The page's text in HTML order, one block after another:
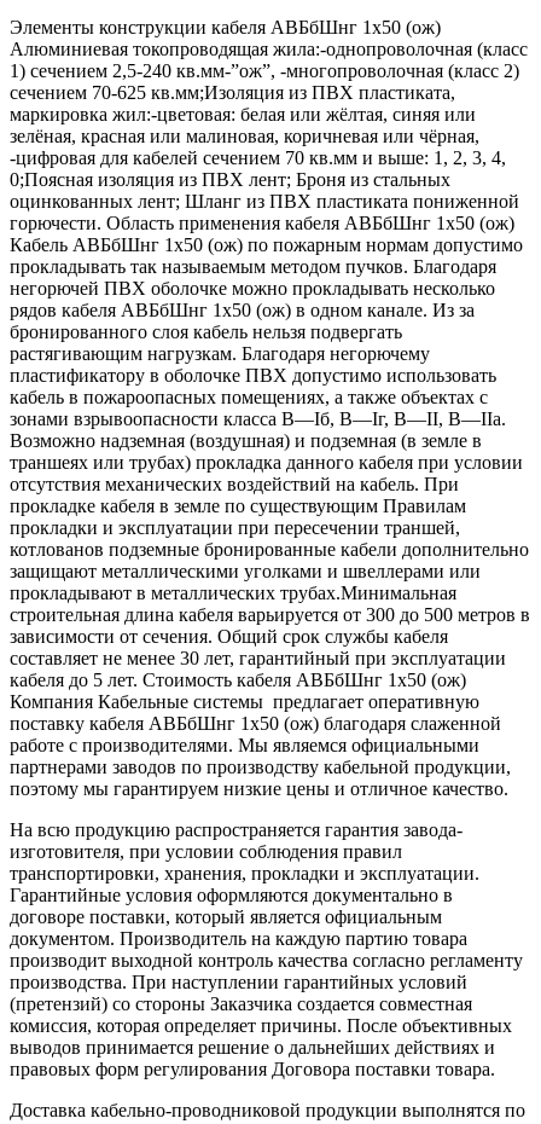
Элементы конструкции кабеля АВБбШнг 1х50 (ож)
Алюминиевая токопроводящая жила:-однопроволочная (класс
1) сечением 2,5-240 кв.мм-”ож”, -многопроволочная (класс 2)
сечением 70-625 кв.мм;Изоляция из ПВХ пластиката,
маркировка жил:-цветовая: белая или жёлтая, синяя или
зелёная, красная или малиновая, коричневая или чёрная,
-цифровая для кабелей сечением 70 кв.мм и выше: 1, 2, 3, 4,
0;Поясная изоляция из ПВХ лент; Броня из стальных
оцинкованных лент; Шланг из ПВХ пластиката пониженной
горючести. Область применения кабеля АВБбШнг 1х50 (ож)
Кабель АВБбШнг 1х50 (ож) по пожарным нормам допустимо
прокладывать так называемым методом пучков. Благодаря
негорючей ПВХ оболочке можно прокладывать несколько
рядов кабеля АВБбШнг 1х50 (ож) в одном канале. Из за
бронированного слоя кабель нельзя подвергать
растягивающим нагрузкам. Благодаря негорючему
пластификатору в оболочке ПВХ допустимо использовать
кабель в пожароопасных помещениях, а также объектах с
зонами взрывоопасности класса B—Iб, B—Iг, В—II, В—IIа.
Возможно надземная (воздушная) и подземная (в земле в
траншеях или трубах) прокладка данного кабеля при условии
отсутствия механических воздействий на кабель. При
прокладке кабеля в земле по существующим Правилам
прокладки и эксплуатации при пересечении траншей,
котлованов подземные бронированные кабели дополнительно
защищают металлическими уголками и швеллерами или
прокладывают в металлических трубах.Минимальная
строительная длина кабеля варьируется от 300 до 500 метров в
зависимости от сечения. Общий срок службы кабеля
составляет не менее 30 лет, гарантийный при эксплуатации
кабеля до 5 лет. Стоимость кабеля АВБбШнг 1х50 (ож)
Компания Кабельные системы предлагает оперативную
поставку кабеля АВБбШнг 1х50 (ож) благодаря слаженной
работе с производителями. Мы являемся официальными
партнерами заводов по производству кабельной продукции,
поэтому мы гарантируем низкие цены и отличное качество.
На всю продукцию распространяется гарантия завода-
изготовителя, при условии соблюдения правил
транспортировки, хранения, прокладки и эксплуатации.
Гарантийные условия оформляются документально в
договоре поставки, который является официальным
документом. Производитель на каждую партию товара
производит выходной контроль качества согласно регламенту
производства. При наступлении гарантийных условий
(претензий) со стороны Заказчика создается совместная
комиссия, которая определяет причины. После объективных
выводов принимается решение о дальнейших действиях и
правовых форм регулирования Договора поставки товара.
Доставка кабельно-проводниковой продукции выполнятся по